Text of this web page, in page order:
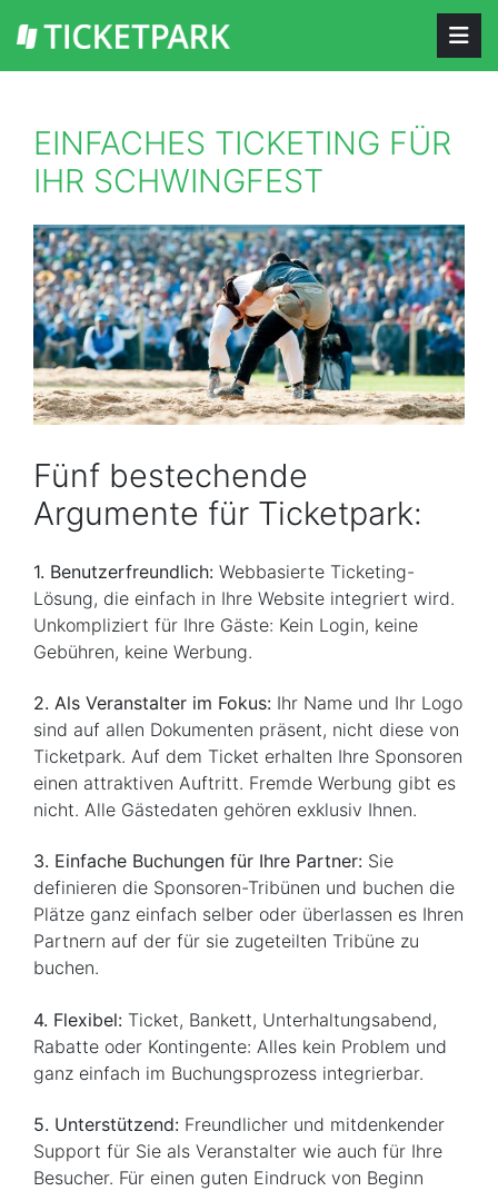
EINFACHES TICKETING FÜR
IHR SCHWINGFEST
Fünf bestechende
Argumente für Ticketpark:
1. Benutzerfreundlich: Webbasierte Ticketing-
Lösung, die einfach in Ihre Website integriert wird.
Unkompliziert für Ihre Gäste: Kein Login, keine
Gebühren, keine Werbung.
2. Als Veranstalter im Fokus: Ihr Name und Ihr Logo
sind auf allen Dokumenten präsent, nicht diese von
Ticketpark. Auf dem Ticket erhalten Ihre Sponsoren
einen attraktiven Auftritt. Fremde Werbung gibt es
nicht. Alle Gästedaten gehören exklusiv Ihnen.
3. Einfache Buchungen für Ihre Partner: Sie
definieren die Sponsoren-Tribünen und buchen die
Plätze ganz einfach selber oder überlassen es Ihren
Partnern auf der für sie zugeteilten Tribüne zu
buchen.
4. Flexibel: Ticket, Bankett, Unterhaltungsabend,
Rabatte oder Kontingente: Alles kein Problem und
ganz einfach im Buchungsprozess integrierbar.
5. Unterstützend: Freundlicher und mitdenkender
Support für Sie als Veranstalter wie auch für Ihre
Besucher. Für einen guten Eindruck von Beginn